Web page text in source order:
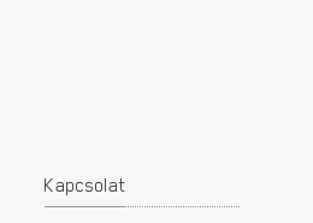
Kapcsolat